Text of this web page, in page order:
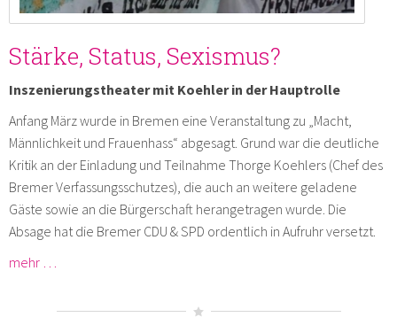
Stärke, Status, Sexismus?
Inszenierungstheater mit Koehler in der Hauptrolle
Anfang März wurde in Bremen eine Veranstaltung zu „Macht,
Männlichkeit und Frauenhass“ abgesagt. Grund war die deutliche
Kritik an der Einladung und Teilnahme Thorge Koehlers (Chef des
Bremer Verfassungsschutzes), die auch an weitere geladene
Gäste sowie an die Bürgerschaft herangetragen wurde. Die
Absage hat die Bremer CDU & SPD ordentlich in Aufruhr versetzt.
mehr …